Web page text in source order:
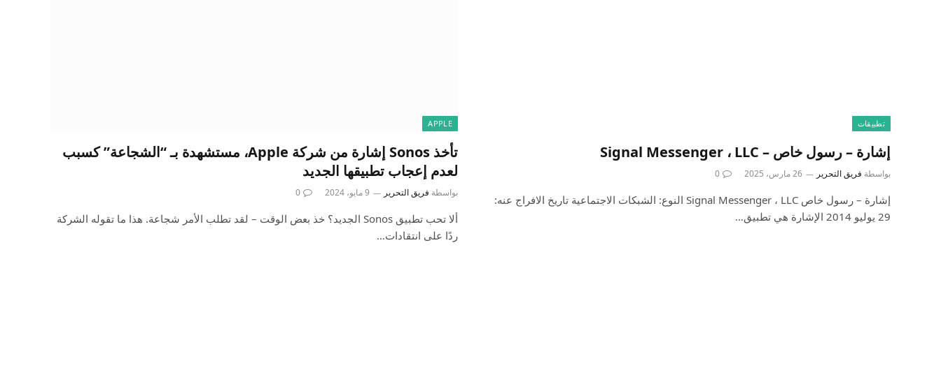
تطبيقات
إشارة – رسول خاص – Signal Messenger ، LLC
بواسطة فريق التحرير 26 مارس، 2025 0
إشارة – رسول خاص Signal Messenger ، LLC النوع: الشبكات الاجتماعية تاريخ الافراج عنه:
29 يوليو 2014 الإشارة هي تطبيق…
APPLE
تأخذ Sonos إشارة من شركة Apple، مستشهدة بـ “الشجاعة” كسبب
لعدم إعجاب تطبيقها الجديد
بواسطة فريق التحرير 9 مايو، 2024 0
ألا تحب تطبيق Sonos الجديد؟ خذ بعض الوقت – لقد تطلب الأمر شجاعة. هذا ما تقوله الشركة
ردًا على انتقادات…